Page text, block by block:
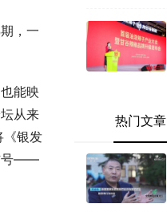
，一
能映
从来
《银发
号——
热门文章